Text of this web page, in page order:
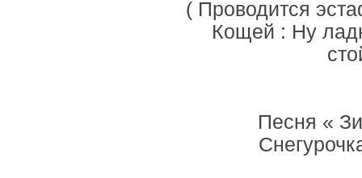
( Проводится
Кощей : Ну
Песня «